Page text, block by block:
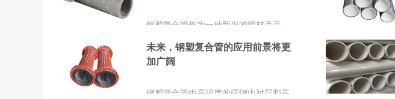
钢塑复合管作为一种新兴的管材产品，
了市场的欢迎。钢塑复合管是由钢材和
塑料材料组合而成的一种新型管材。钢
筑、矿业、化工等。在安装过程中要严
未来，钢塑复合管的应用前景将更
加广阔
钢塑复合管由高强度的碳钢内衬层和高